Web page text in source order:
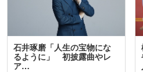
石井琢磨「人生の宝物にな
るように」 初披露曲やレ
ア…